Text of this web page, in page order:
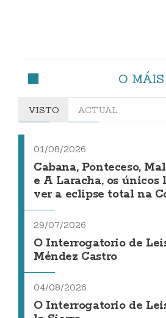
O MÁIS
VISTO ACTUAL
01/08/2026
Cabana, Ponteceso,
e A Laracha, os únicos
ver a eclipse total na
29/07/2026
O Interrogatorio de
Méndez Castro
04/08/2026
O Interrogatorio de